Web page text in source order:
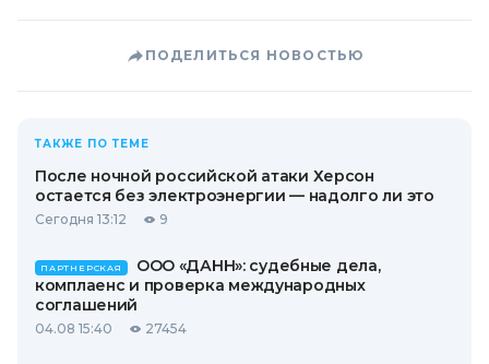
ПОДЕЛИТЬСЯ НОВОСТЬЮ
ТАКЖЕ ПО ТЕМЕ
После ночной российской атаки Херсон
остается без электроэнергии — надолго ли это
Сегодня 13:12 9
ПАРТНЕРСКАЯ
ООО «ДАНН»: судебные дела,
комплаенс и проверка международных
соглашений
04.08 15:40 27454